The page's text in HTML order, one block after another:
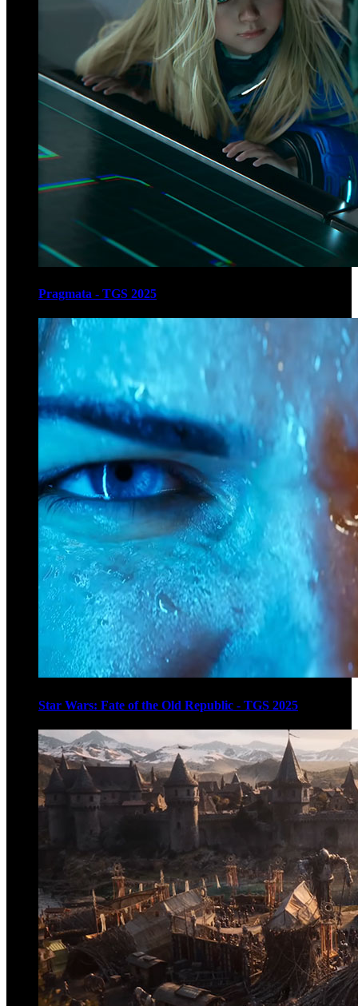
Pragmata - TGS 2025
Star Wars: Fate of the Old Republic - TGS 2025